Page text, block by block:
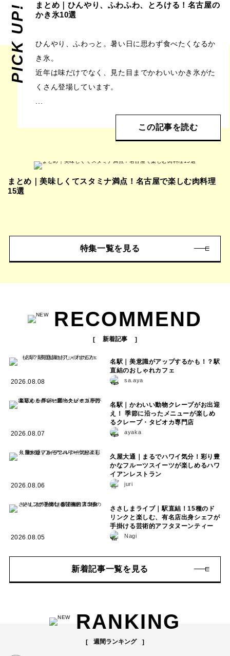
PICK UP!
まとめ｜ひんやり、ふわふわ、とろける！名古屋の
かき氷10選
ひんやり、ふわっと。暑い日に思わず食べたくなるか
き氷。
近年は味だけでなく、見た目までかわいいかき氷がた
くさん登場しています。
...
この記事を読む
まとめ｜美味しくてスタミナ満点！名古屋で楽しむ肉料理
15選
特集一覧を見る
RECOMMEND
新着記事
2026.08.08
名駅｜美意識がアップするかも！？駅
直結のおしゃれカフェ
sa.aya
2026.08.07
名駅｜かわいい動物クレープがお出迎
え！ 季節に沿ったメニューが楽しめ
るクレープ・タピオカ専門店
ayaka
2026.08.06
久屋大通｜まるでハワイ気分！彩り豊
かなフルーツスイーツが楽しめるハワ
イアンレストラン
juri
2026.08.05
ささしまライブ｜駅直結！15種のド
リンクと楽しむ、有名店出身シェフが
手掛ける芸術的アフタヌーンティー
Nagi
新着記事一覧を見る
RANKING
週間ランキング